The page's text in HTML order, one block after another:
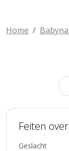
Home
Feiten
Geslacht